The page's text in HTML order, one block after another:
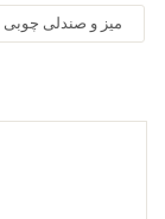
میز و صندلی چوبی